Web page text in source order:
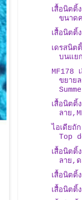
เสื้อนิตติ้
ขนาด
เสื้อนิตติ้
เดรสนิต
บนแย
MF178
ขยา
เสื้อนิตติ้
ลาย
ไอเดียถั
Top
เสื้อนิตติ้
ลาย,
เสื้อนิตติ้
เสื้อนิตติ้